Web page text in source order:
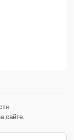
сайте.